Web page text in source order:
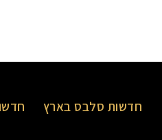
חדשות סלבס בארץ